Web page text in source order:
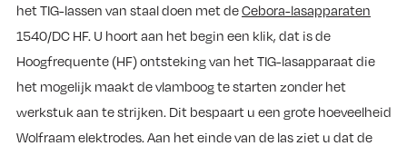
het TIG-lassen van staal doen met deCebora-lasapparaten
1540/DC HF. U hoort aan het begin een klik, dat is de
Hoogfrequente (HF) ontsteking van het TIG-lasapparaat die
het mogelijk maakt de vlamboog te starten zonder het
werkstuk aan te strijken. Dit bespaart u een grote hoeveelheid
Wolfraam elektrodes. Aan het einde van de las ziet u dat de